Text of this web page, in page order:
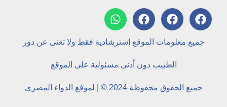
جميع معلومات الموقع إسترشادية فقط ولا تغنى عن دور
الطبيب دون أدنى مسئولية على الموقع
جميع الحقوق محفوظة 2024 © | لموقع الدواء المصرى